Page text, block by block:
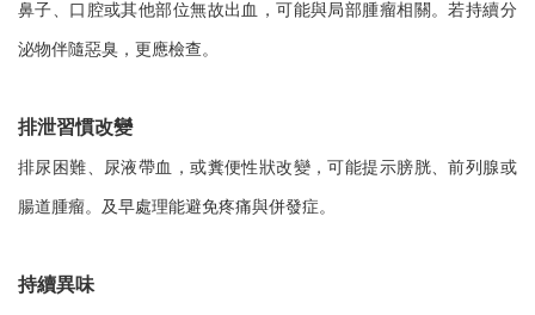
鼻子、口腔或其他部位無故出血，可能與局部腫瘤相關。若持續分
泌物伴隨惡臭，更應檢查。
排泄習慣改變
排尿困難、尿液帶血，或糞便性狀改變，可能提示膀胱、前列腺或
腸道腫瘤。及早處理能避免疼痛與併發症。
持續異味